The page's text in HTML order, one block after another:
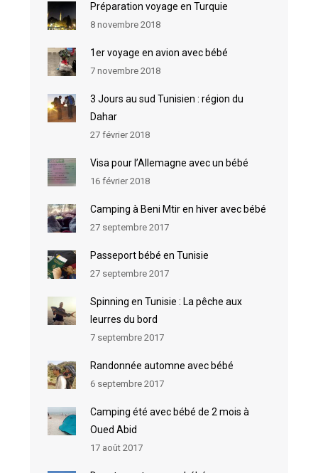
Préparation voyage en Turquie
8 novembre 2018
1er voyage en avion avec bébé
7 novembre 2018
3 Jours au sud Tunisien : région du
Dahar
27 février 2018
Visa pour l’Allemagne avec un bébé
16 février 2018
Camping à Beni Mtir en hiver avec bébé
27 septembre 2017
Passeport bébé en Tunisie
27 septembre 2017
Spinning en Tunisie : La pêche aux
leurres du bord
7 septembre 2017
Randonnée automne avec bébé
6 septembre 2017
Camping été avec bébé de 2 mois à
Oued Abid
17 août 2017